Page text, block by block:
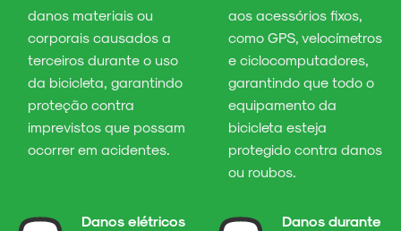
danos materiais ou
corporais causados a
terceiros durante o uso
da bicicleta, garantindo
proteção contra
imprevistos que possam
ocorrer em acidentes.
aos acessórios fixos,
como GPS, velocímetros
e ciclocomputadores,
garantindo que todo o
equipamento da
bicicleta esteja
protegido contra danos
ou roubos.
Danos elétricos
Danos durante